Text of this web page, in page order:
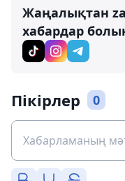
Жаңалықтан
хабардар
Пікірлер 0